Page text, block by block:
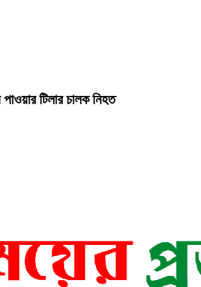
টিলার চালক নিহত